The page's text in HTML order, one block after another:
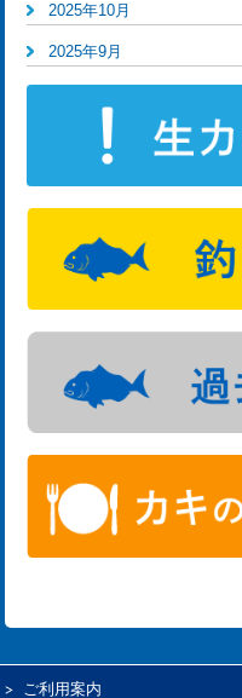
2025年10月
2025年9月
ご利用案内